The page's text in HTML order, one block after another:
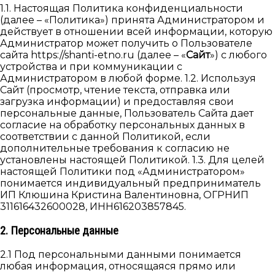
1.1. Настоящая Политика конфиденциальности
(далее – «Политика») принята Администратором и
действует в отношении всей информации, которую
Администратор может получить о Пользователе
сайта https://shanti-etno.ru (далее – «Сайт») с любого
устройства и при коммуникации с
Администратором в любой форме. 1.2. Используя
Cайт (просмотр, чтение текста, отправка или
загрузка информации) и предоставляя свои
персональные данные, Пользователь Сайта дает
согласие на обработку персональных данных в
соответствии с данной Политикой, если
дополнительные требования к согласию не
установлены настоящей Политикой. 1.3. Для целей
настоящей Политики под «Администратором»
понимается индивидуальный предприниматель
ИП Клюшина Кристина Валентиновна, ОГРНИП
311616432600028, ИНН616203857845.
2. Персональные данные
2.1 Под персональными данными понимается
любая информация, относящаяся прямо или